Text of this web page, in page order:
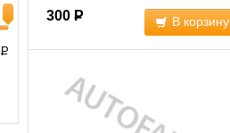
Р
300 Р В корзину